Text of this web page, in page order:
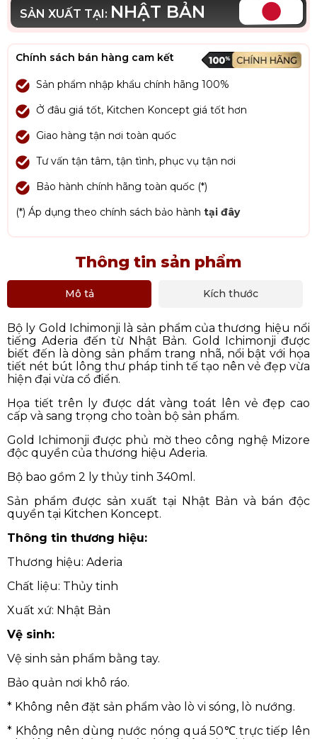
SẢN XUẤT TẠI: NHẬT BẢN
Chính sách bán hàng cam kết
Sản phẩm nhập khẩu chính hãng 100%
Ở đâu giá tốt, Kitchen Koncept giá tốt hơn
Giao hàng tận nơi toàn quốc
Tư vấn tận tâm, tận tình, phục vụ tận nơi
Bảo hành chính hãng toàn quốc (*)
(*) Áp dụng theo chính sách bảo hành tại đây
Thông tin sản phẩm
Mô tả Kích thước
Bộ ly Gold Ichimonji là sản phẩm của thương hiệu nổi
tiếng Aderia đến từ Nhật Bản. Gold Ichimonji được
biết đến là dòng sản phẩm trang nhã, nổi bật với họa
tiết nét bút lông thư pháp tinh tế tạo nên vẻ đẹp vừa
hiện đại vừa cổ điển.
Họa tiết trên ly được dát vàng toát lên vẻ đẹp cao
cấp và sang trọng cho toàn bộ sản phẩm.
Gold Ichimonji được phủ mờ theo công nghệ Mizore
độc quyền của thương hiệu Aderia.
Bộ bao gồm 2 ly thủy tinh 340ml.
Sản phẩm được sản xuất tại Nhật Bản và bán độc
quyền tại Kitchen Koncept.
Thông tin thương hiệu:
Thương hiệu: Aderia
Chất liệu: Thủy tinh
Xuất xứ: Nhật Bản
Vệ sinh:
Vệ sinh sản phẩm bằng tay.
Bảo quản nơi khô ráo.
* Không nên đặt sản phẩm vào lò vi sóng, lò nướng.
* Không nên dùng nước nóng quá 50℃ trực tiếp lên